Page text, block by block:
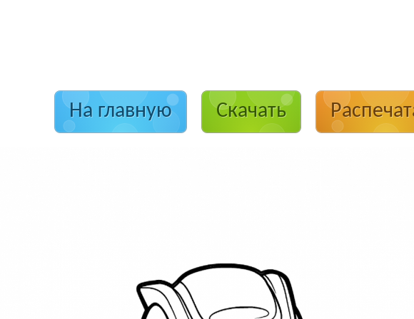
На главную Скачать